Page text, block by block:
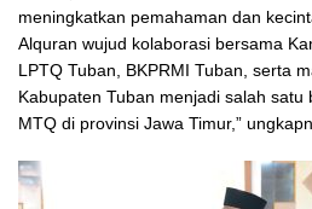
meningkatkan pemahaman dan
Alquran wujud kolaborasi bersama
LPTQ Tuban, BKPRMI Tuban, serta
Kabupaten Tuban menjadi salah
MTQ di provinsi Jawa Timur,”